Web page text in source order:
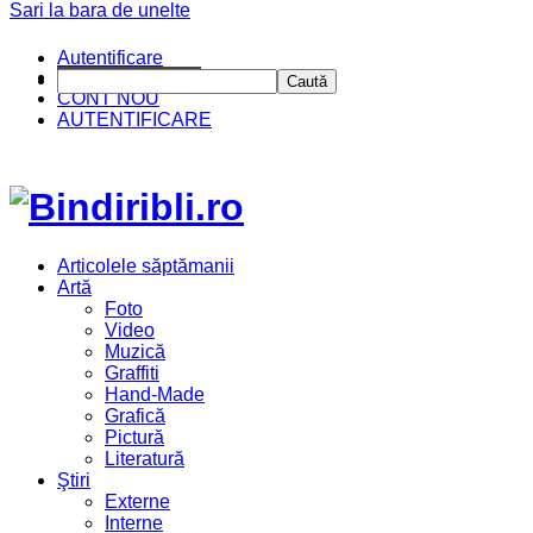
CINE SUNTEM?
CONT NOU
AUTENTIFICARE
Articolele săptămanii
Artă
Foto
Video
Muzică
Graffiti
Hand-Made
Grafică
Pictură
Literatură
Ştiri
Externe
Interne
Sari la bara de unelte
Autentificare
Caută